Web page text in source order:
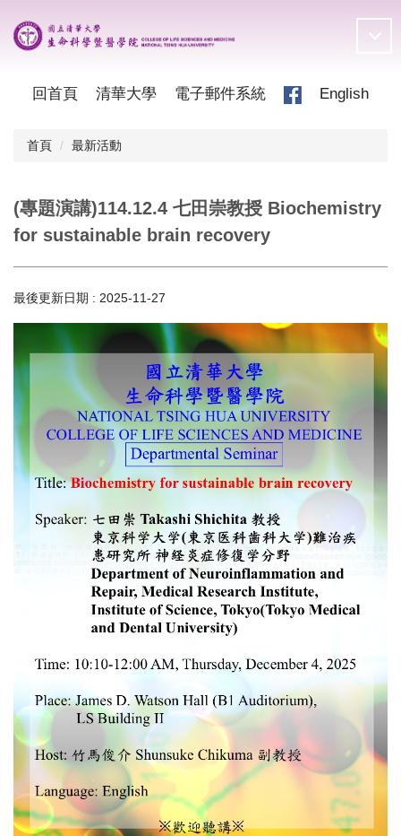
到
主
回首頁 清華大學 電子郵件系統 English
首頁 最新活動
(專題演講)114.12.4 七田崇教授 Biochemistry
for sustainable brain recovery
最後更新日期 : 2025-11-27